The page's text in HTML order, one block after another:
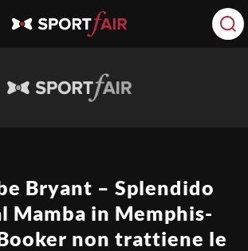
Bryant – Splendido
Mamba in Memphis-
non trattiene le